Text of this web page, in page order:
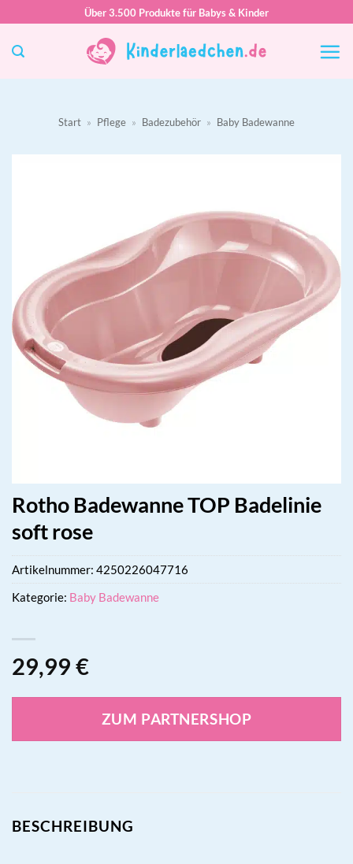
springen
Über 3.500 Produkte für Babys & Kinder
Start » Pflege » Badezubehör » Baby Badewanne
Rotho Badewanne TOP Badelinie
soft rose
29,99 €
ZUM PARTNERSHOP
Artikelnummer: 4250226047716
Kategorie: Baby Badewanne
BESCHREIBUNG